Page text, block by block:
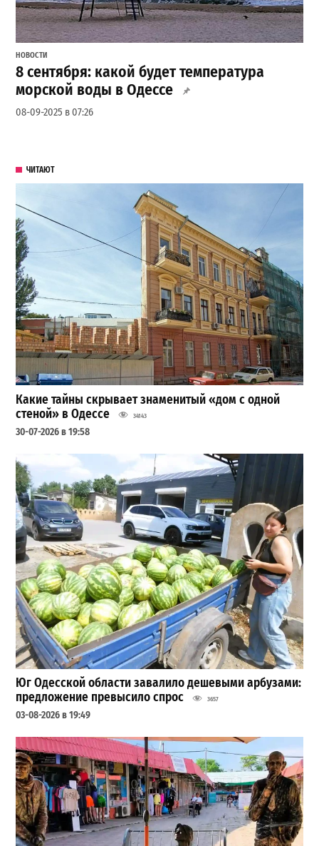
НОВОСТИ
8 сентября: какой будет температура
морской воды в Одессе
08-09-2025 в 07:26
ЧИТАЮТ
Какие тайны скрывает знаменитый «дом с одной
стеной» в Одессе
34143
30-07-2026 в 19:58
Юг Одесской области завалило дешевыми арбузами:
предложение превысило спрос
3657
03-08-2026 в 19:49